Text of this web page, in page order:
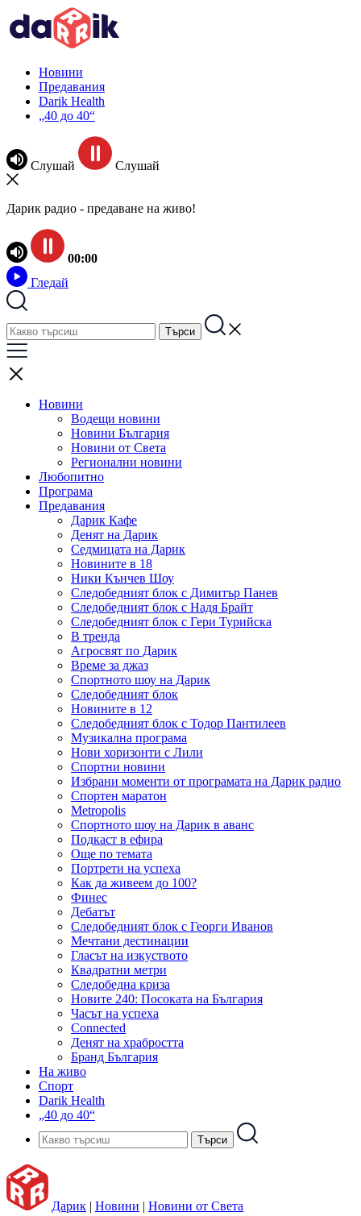
Новини
Предавания
Darik Health
„40 до 40“
Слушай Слушай
Дарик радио - предаване на живо!
00:00
Гледай
Новини
Водещи новини
Новини България
Новини от Света
Регионални новини
Любопитно
Програма
Предавания
Дарик Кафе
Денят на Дарик
Седмицата на Дарик
Новините в 18
Ники Кънчев Шоу
Следобедният блок с Димитър Панев
Следобедният блок с Надя Брайт
Следобедният блок с Гери Турийска
В тренда
Агросвят по Дарик
Време за джаз
Спортното шоу на Дарик
Следобедният блок
Новините в 12
Следобедният блок с Тодор Пантилеев
Музикална програма
Нови хоризонти с Лили
Спортни новини
Избрани моменти от програмата на Дарик радио
Спортен маратон
Metropolis
Спортното шоу на Дарик в аванс
Подкаст в ефира
Още по темата
Портрети на успеха
Как да живеем до 100?
Финес
Дебатът
Следобедният блок с Георги Иванов
Мечтани дестинации
Гласът на изкуството
Квадратни метри
Следобедна криза
Новите 240: Посоката на България
Часът на успеха
Connected
Денят на храбростта
Бранд България
На живо
Спорт
Darik Health
„40 до 40“
Дарик | Новини | Новини от Света